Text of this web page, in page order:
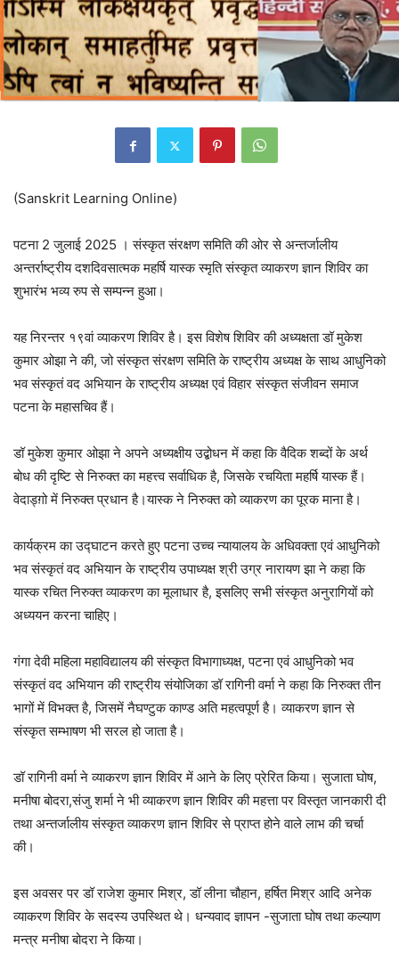
(Sanskrit Learning Online)
पटना 2 जुलाई 2025 । संस्कृत संरक्षण समिति की ओर से अन्तर्जालीय
अन्तर्राष्ट्रीय दशदिवसात्मक महर्षि यास्क स्मृति संस्कृत व्याकरण ज्ञान शिविर का
शुभारंभ भव्य रुप से सम्पन्न हुआ।
यह निरन्तर १९वां व्याकरण शिविर है। इस विशेष शिविर की अध्यक्षता डॉ मुकेश
कुमार ओझा ने की, जो संस्कृत संरक्षण समिति के राष्ट्रीय अध्यक्ष के साथ आधुनिको
भव संस्कृतं वद अभियान के राष्ट्रीय अध्यक्ष एवं विहार संस्कृत संजीवन समाज
पटना के महासचिव हैं।
डॉ मुकेश कुमार ओझा ने अपने अध्यक्षीय उद्बोधन में कहा कि वैदिक शब्दों के अर्थ
बोध की दृष्टि से निरुक्त का महत्त्व सर्वाधिक है, जिसके रचयिता महर्षि यास्क हैं।
वेदाड्ग़ो में निरुक्त प्रधान है।यास्क ने निरुक्त को व्याकरण का पूरक माना है।
कार्यक्रम का उद्घाटन करते हुए पटना उच्च न्यायालय के अधिवक्ता एवं आधुनिको
भव संस्कृतं वद अभियान के राष्ट्रीय उपाध्यक्ष श्री उग्र नारायण झा ने कहा कि
यास्क रचित निरुक्त व्याकरण का मूलाधार है, इसलिए सभी संस्कृत अनुरागियों को
अध्ययन करना चाहिए।
गंगा देवी महिला महाविद्यालय की संस्कृत विभागाध्यक्ष, पटना एवं आधुनिको भव
संस्कृतं वद अभियान की राष्ट्रीय संयोजिका डॉ रागिनी वर्मा ने कहा कि निरुक्त तीन
भागों में विभक्त है, जिसमें नैघण्टुक काण्ड अति महत्वपूर्ण है। व्याकरण ज्ञान से
संस्कृत सम्भाषण भी सरल हो जाता है।
डॉ रागिनी वर्मा ने व्याकरण ज्ञान शिविर में आने के लिए प्रेरित किया। सुजाता घोष,
मनीषा बोदरा,संजु शर्मा ने भी व्याकरण ज्ञान शिविर की महत्ता पर विस्तृत जानकारी दी
तथा अन्तर्जालीय संस्कृत व्याकरण ज्ञान शिविर से प्राप्त होने वाले लाभ की चर्चा
की।
इस अवसर पर डॉ राजेश कुमार मिश्र, डॉ लीना चौहान, हर्षित मिश्र आदि अनेक
व्याकरण शिविर के सदस्य उपस्थित थे। धन्यवाद ज्ञापन -सुजाता घोष तथा कल्याण
मन्त्र मनीषा बोदरा ने किया।